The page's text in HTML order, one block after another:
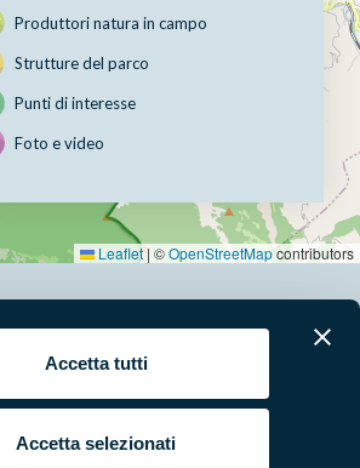
Accetta tutti
Accetta selezionati
Leaflet | ©OpenStreetMapcontributors
Produttori natura in campo
Strutture del parco
Punti di interesse
Foto e video
News e appuntamenti
Punti di interesse
Pubblicazioni